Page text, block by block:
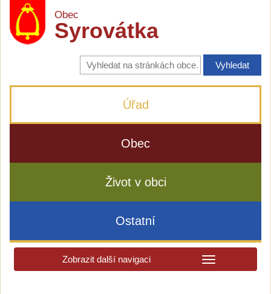
Obec
Syrovátka
Vyhledávání
na
stránkách
Úřad
Obec
Život v obci
Ostatní
Zobrazit další navigaci